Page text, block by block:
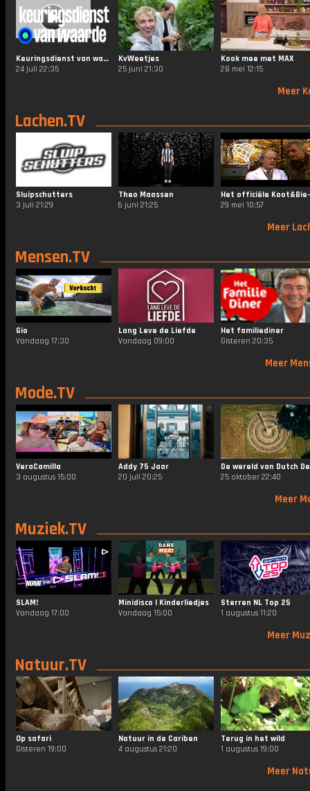
Keuringsdienst van waarde
24 juli 22:35
KvWeetjes
25 juni 21:30
Kook mee met MAX
28 mei 12:15
Meer
Lachen.TV
Sluipschutters
3 juli 21:29
Theo Maassen
6 juni 21:25
29 mei 10:57
Meer
Mensen.TV
Gio
Vandaag 17:30
Lang Leve de Liefde
Vandaag 09:00
Het familiediner
Gisteren 20:35
Meer
Mode.TV
VeraCamilla
3 augustus 15:00
Addy 75 Jaar
20 juli 20:25
25 oktober 22:40
Meer
Muziek.TV
SLAM!
Vandaag 17:00
Minidisco | Kinderliedjes
Vandaag 15:00
Sterren NL Top 25
1 augustus 11:20
Meer
Natuur.TV
Op safari
Gisteren 19:00
Natuur in de Cariben
4 augustus 21:20
Terug in het wild
1 augustus 19:00
Meer